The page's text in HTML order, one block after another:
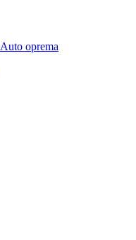
Auto oprema